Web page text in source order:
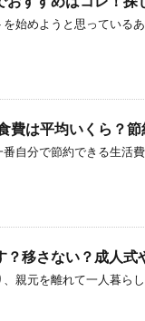
始めようと思っている
費は平均いくら？
自分で節約できる生活
？移さない？成人式
親元を離れて一人暮ら